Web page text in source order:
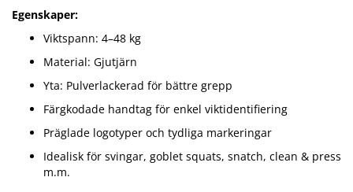
Egenskaper:
Viktspann: 4–48 kg
Material: Gjutjärn
Yta: Pulverlackerad för bättre grepp
Färgkodade handtag för enkel viktidentifiering
Präglade logotyper och tydliga markeringar
Idealisk för svingar, goblet squats, snatch, clean & press
m.m.